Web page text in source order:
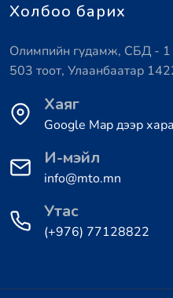
Холбоо барих
Олимпийн гудамж, СБД - 1
503 тоот, Улаанбаатар
Хаяг
Google Map дээр
И-мэйл
info@mto.mn
Утас
(+976) 77128822